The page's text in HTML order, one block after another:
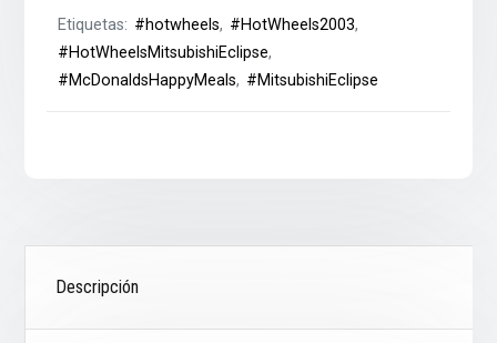
Etiquetas: #hotwheels, #HotWheels2003,
#HotWheelsMitsubishiEclipse,
#McDonaldsHappyMeals, #MitsubishiEclipse
Descripción